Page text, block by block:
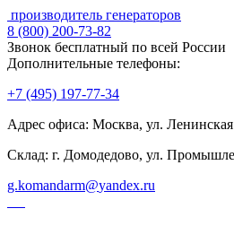
производитель генераторов
8 (800) 200-73-82
Звонок бесплатный по всей России
Дополнительные телефоны:
+7 (495) 197-77-34
Адрес офиса: Москва, ул.
Склад: г. Домодедово, ул.
g.komandarm@yandex.ru